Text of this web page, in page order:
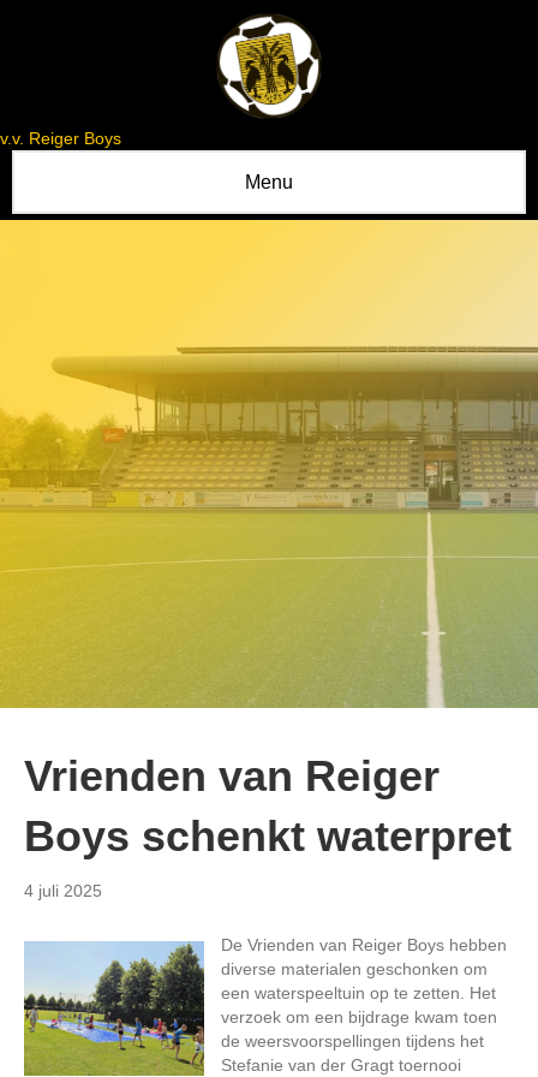
v.v. Reiger Boys
Menu
Vrienden van Reiger
Boys schenkt waterpret
4 juli 2025
De Vrienden van Reiger Boys hebben
diverse materialen geschonken om
een waterspeeltuin op te zetten. Het
verzoek om een bijdrage kwam toen
de weersvoorspellingen tijdens het
Stefanie van der Gragt toernooi